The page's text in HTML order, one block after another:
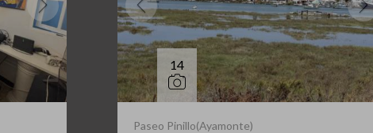
14
Paseo Pinillo(Ayamonte)